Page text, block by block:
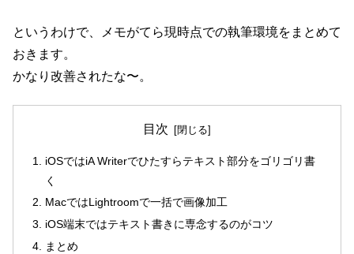
というわけで、メモがてら現時点での執筆環境をまとめて
おきます。
かなり改善されたな〜。
目次
iOSではiA Writerでひたすらテキスト部分をゴリゴリ書
く
MacではLightroomで一括で画像加工
iOS端末ではテキスト書きに専念するのがコツ
まとめ